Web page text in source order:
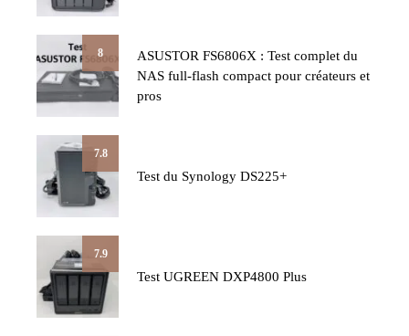
8
ASUSTOR FS6806X : Test complet du
NAS full-flash compact pour créateurs et
pros
7.8
Test du Synology DS225+
7.9
Test UGREEN DXP4800 Plus